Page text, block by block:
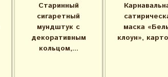
Старинный
сигаретный
мундштук с
декоративным
кольцом,...
маска
клоун»,